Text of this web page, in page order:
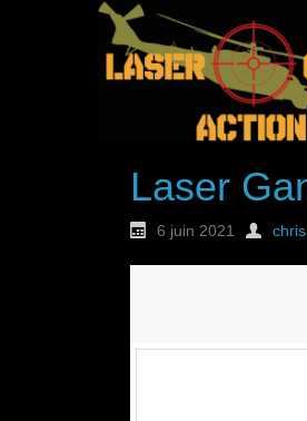
Laser
6 juin 2021 chris